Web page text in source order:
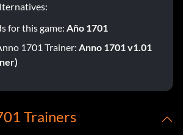
for this game: Año 1701
1701 Trainer: Anno 1701 v1.01
Trainers